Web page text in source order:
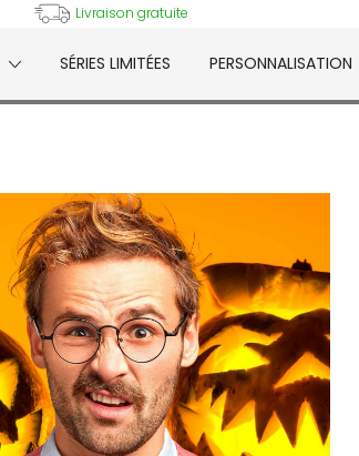
Livraison gratuite
SÉRIES LIMITÉES PERSONNALISATION